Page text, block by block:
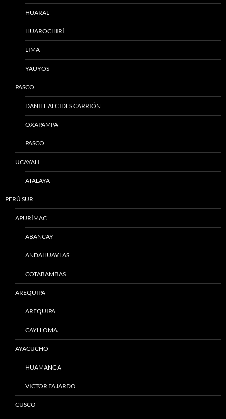
HUARAL
HUAROCHIRÍ
LIMA
YAUYOS
PASCO
DANIEL ALCIDES CARRIÓN
OXAPAMPA
PASCO
UCAYALI
ATALAYA
PERÚ SUR
APURÍMAC
ABANCAY
ANDAHUAYLAS
COTABAMBAS
AREQUIPA
AREQUIPA
CAYLLOMA
AYACUCHO
HUAMANGA
VICTOR FAJARDO
CUSCO